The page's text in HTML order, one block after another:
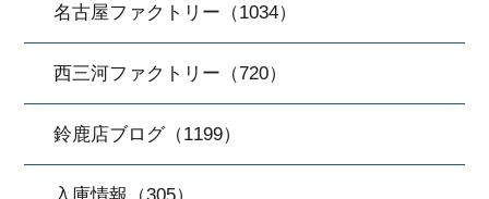
名古屋ファクトリー（1034）
西三河ファクトリー（720）
鈴鹿店ブログ（1199）